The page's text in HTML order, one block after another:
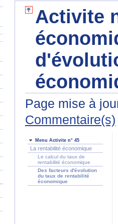
Activite
Page mise à
Commentaire(s)
Menu Activite n° 45
La rentabilité économique
Le calcul du taux de
rentabilité économique
Des facteurs d'évolution
du taux de rentabilité
économique